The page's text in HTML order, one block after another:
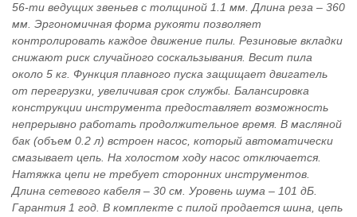
56-ти ведущих звеньев с толщиной 1.1 мм. Длина реза – 360
мм. Эргономичная форма рукояти позволяет
контролировать каждое движение пилы. Резиновые вкладки
снижают риск случайного соскальзывания. Весит пила
около 5 кг. Функция плавного пуска защищает двигатель
от перегрузки, увеличивая срок службы. Балансировка
конструкции инструмента предоставляет возможность
непрерывно работать продолжительное время. В масляной
бак (объем 0.2 л) встроен насос, который автоматически
смазывает цепь. На холостом ходу насос отключается.
Натяжка цепи не требует сторонних инструментов.
Длина сетевого кабеля – 30 см. Уровень шума – 101 дБ.
Гарантия 1 год. В комплекте с пилой продается шина, цепь